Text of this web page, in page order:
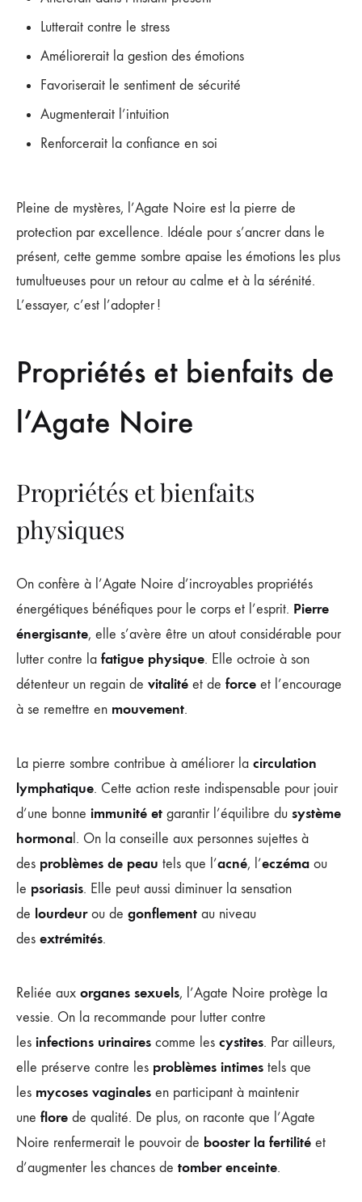
Lutterait contre le stress
Améliorerait la gestion des émotions
Favoriserait le sentiment de sécurité
Augmenterait l’intuition
Renforcerait la confiance en soi
Pleine de mystères, l’Agate Noire est la pierre de
protection par excellence. Idéale pour s’ancrer dans le
présent, cette gemme sombre apaise les émotions les plus
tumultueuses pour un retour au calme et à la sérénité.
L’essayer, c’est l’adopter !
Propriétés et bienfaits de
l’Agate Noire
Propriétés et bienfaits
physiques
On confère à l’Agate Noire d’incroyables propriétés
énergétiques bénéfiques pour le corps et l’esprit. Pierre
énergisante, elle s’avère être un atout considérable pour
lutter contre la fatigue physique. Elle octroie à son
détenteur un regain de vitalité et de force et l’encourage
à se remettre en mouvement.
La pierre sombre contribue à améliorer la circulation
lymphatique. Cette action reste indispensable pour jouir
d’une bonne immunité et garantir l’équilibre du système
hormonal. On la conseille aux personnes sujettes à
des problèmes de peau tels que l’acné, l’eczéma ou
le psoriasis. Elle peut aussi diminuer la sensation
de lourdeurou de gonflement au niveau
des extrémités.
Reliée aux organes sexuels, l’Agate Noire protège la
vessie. On la recommande pour lutter contre
les infections urinaires comme les cystites. Par ailleurs,
elle préserve contre les problèmes intimes tels que
les mycoses vaginales en participant à maintenir
une flore de qualité. De plus, on raconte que l’Agate
Noire renfermerait le pouvoir de booster la fertilité et
d’augmenter les chances de tomber enceinte.